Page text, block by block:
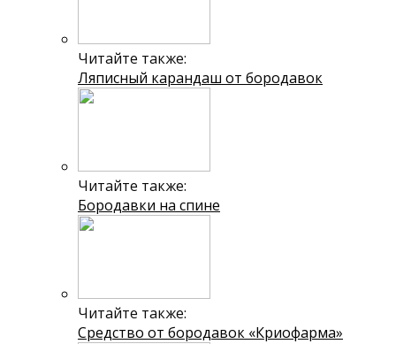
Читайте также:
Ляписный карандаш от бородавок
Читайте также:
Бородавки на спине
Читайте также:
Средство от бородавок «Криофарма»